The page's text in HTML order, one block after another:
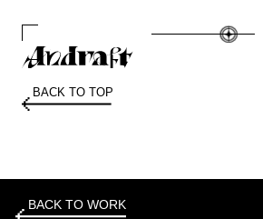
BACK TO TOP
BACK TO WORK